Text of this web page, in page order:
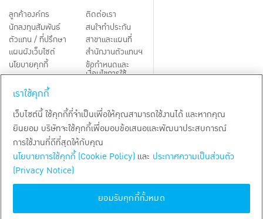
ลูกค้าองค์กร
นักลงทุนสัมพันธ์
ตัวแทน / ที่ปรึกษา
แผนผังเว็บไซต์
นโยบายคุกกี้
Third-Party Notices
ติดต่อเรา
สนใจทำประกัน
สาขาและแผนที่
สำนักงานตัวแทนฯ
ข้อกำหนดและ
เงื่อนไขการใช้
TH EN
สงวนลิขสิทธิ์ พ.ศ.2569
เราใช้คุกกี้
เว็บไซต์นี้ ใช้คุกกี้ที่จำเป็นเพื่อให้คุณสามารถใช้งานได้ และหากคุณ
ยินยอม บริษัทจะใช้คุกกี้เพื่อมอบข้อเสนอและพัฒนาประสบการณ์
การใช้งานที่ดีที่สุดให้กับคุณ
นโยบายการใช้คุกกี้ (Cookie Policy) และ ประกาศความเป็นส่วนตัว
(Privacy Notice)
ยอมรับคุกกี้ทั้งหมด